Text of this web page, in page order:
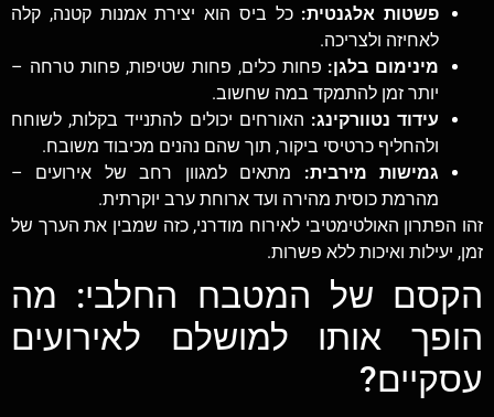
פשטות אלגנטית: כל ביס הוא יצירת אמנות קטנה, קלה
לאחיזה ולצריכה.
מינימום בלגן: פחות כלים, פחות שטיפות, פחות טרחה –
יותר זמן להתמקד במה שחשוב.
עידוד נטוורקינג: האורחים יכולים להתנייד בקלות, לשוחח
ולהחליף כרטיסי ביקור, תוך שהם נהנים מכיבוד משובח.
גמישות מירבית: מתאים למגוון רחב של אירועים –
מהרמת כוסית מהירה ועד ארוחת ערב יוקרתית.
זהו הפתרון האולטימטיבי לאירוח מודרני, כזה שמבין את הערך של
זמן, יעילות ואיכות ללא פשרות.
הקסם של המטבח החלבי: מה
הופך אותו למושלם לאירועים
עסקיים?